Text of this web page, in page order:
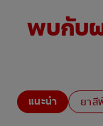
พบกับ
แนะนำ ยาสี